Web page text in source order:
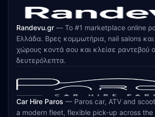
Randevu.gr — Το #1 marketplace online
Ελλάδα. Βρες κομμωτήρια, nail salons
χώρους κοντά σου και κλείσε ραντεβού
δευτερόλεπτα.
Car Hire Paros — Paros car, ATV and
a modern fleet, flexible pick-up across the